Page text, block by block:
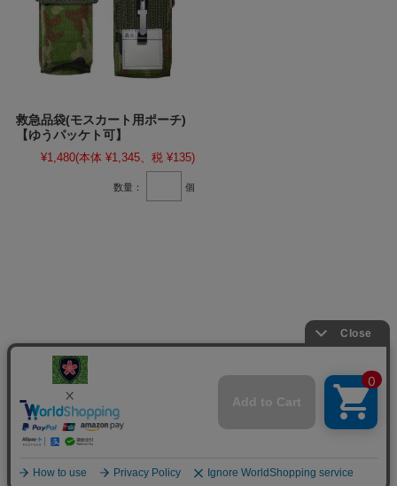
救急品袋(モスカート用ポーチ)
【ゆうパッケト可】
¥1,480(本体 ¥1,345、税 ¥135)
数量： 個